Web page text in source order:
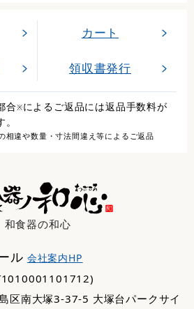
カート
領収書発行
合※によるご返品には返品手数料が
相違や数量・寸法間違え等によるご返品
和食器の和心
ル 会社案内HP
区南大塚3-37-5 大塚台パークサイ